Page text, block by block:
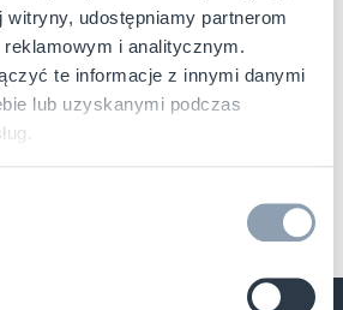
udostępniamy partnerom
reklamowym i analitycznym.
te informacje z innymi danymi
lub uzyskanymi podczas
handlowe łączą
skuteczniej [...]